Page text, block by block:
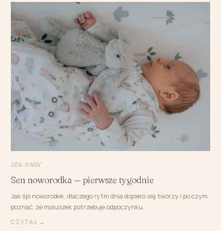
SEN · 6 MIN
Sen noworodka — pierwsze tygodnie
Jak śpi noworodek, dlaczego rytm dnia dopiero się tworzy i po czym
poznać, że maluszek potrzebuje odpoczynku.
CZYTAJ →